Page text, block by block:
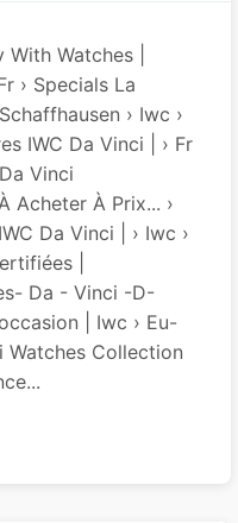
Watches |
› Specials La
› Iwc ›
IWC Da Vinci | › Fr
Vinci
Acheter À Prix... ›
Da Vinci | › Iwc ›
|
Da - Vinci -d-
| Iwc › Eu-
Watches Collection